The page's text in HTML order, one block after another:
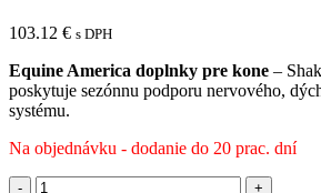
103.12 € s DPH
Equine America doplnky pre kone –
poskytuje sezónnu podporu nervového,
systému.
Na objednávku - dodanie do 20 prac. dní
množstvo